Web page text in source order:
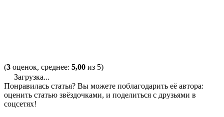
(3 оценок, среднее: 5,00 из 5)
Загрузка...
Понравилась статья? Вы можете поблагодарить её автора:
оценить статью звёздочками, и поделиться с друзьями в
соцсетях!